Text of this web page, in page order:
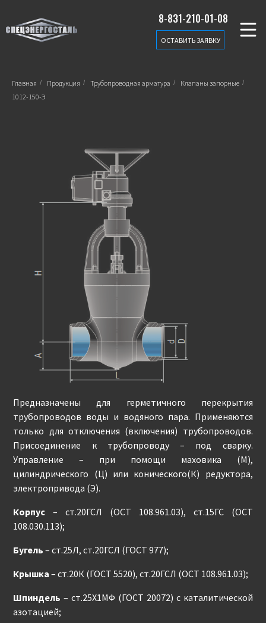
8-831-210-01-08
ОСТАВИТЬ ЗАЯВКУ
Главная / Продукция / Трубопроводная арматура / Клапаны запорные /
1012-150-Э
Предназначены для герметичного перекрытия
трубопроводов воды и водяного пара. Применяются
только для отключения (включения) трубопроводов.
Присоединение к трубопроводу – под сварку.
Управление – при помощи маховика (М),
цилиндрического (Ц) или конического(К) редуктора,
электропривода (Э).
Корпус – ст.20ГСЛ (ОСТ 108.961.03), ст.15ГС (ОСТ
108.030.113);
Бугель – ст.25Л, ст.20ГСЛ (ГОСТ 977);
Крышка – ст.20К (ГОСТ 5520), ст.20ГСЛ (ОСТ 108.961.03);
Шпиндель – ст.25Х1МФ (ГОСТ 20072) с каталитической
азотацией;